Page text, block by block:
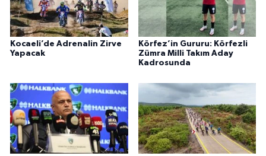
Kocaeli’de Adrenalin Zirve
Yapacak
Körfez’in Gururu: Körfezli
Zümra Milli Takım Aday
Kadrosunda